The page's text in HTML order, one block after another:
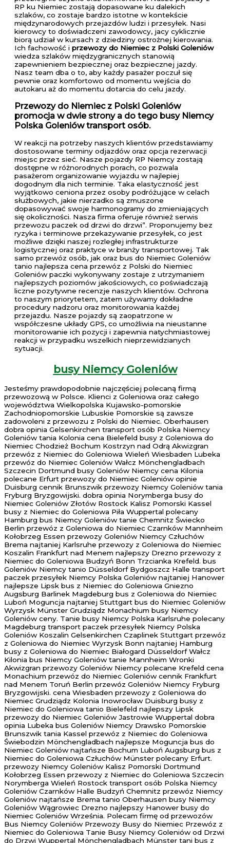
RP ku Niemiec zostają dopasowane ku dalekich
szlaków, co zostaje bardzo istotne w kontekście
międzynarodowych przejazdów ludzi i przesyłek. Nasi
kierowcy to doświadczeni zawodowcy, jacy cyklicznie
biorą udział w kursach z dziedziny ostrożnej kierowania.
Ich fachowość i przewozy do Niemiec z Polski Goleniów
wiedza szlaków międzygranicznych stanowią
zapewnieniem bezpiecznej oraz bezpiecznej jazdy.
Nasz team dba o to, aby każdy pasażer poczuł się
pewnie oraz komfortowo od momentu wejścia do
autokaru aż do momentu dotarcia do celu jazdy.
Przewozy do Niemiec z Polski Goleniów
promocja w dwie strony a do tego busy Niemcy
Polska Goleniów transport osób.
W reakcji na potrzeby naszych klientów przedstawiamy
dostosowane terminy odjazdów oraz opcja rezerwacji
miejsc przez sieć. Nasze pojazdy RP Niemcy zostają
dostępne w różnorodnych porach, co pozwala
pasażerom organizowanie wyjazdu w najlepiej
dogodnym dla nich terminie. Taka elastyczność jest
wyjątkowo ceniona przez osoby podróżujące w celach
służbowych, jakie nierzadko są zmuszone
dopasowywać swoje harmonogramy do zmieniających
się okoliczności. Nasza firma oferuje również serwis
przewozu paczek od drzwi do drzwi”. Proponujemy bez
ryzyka i terminowe przekazywanie przesyłek, co jest
możliwe dzięki naszej rozległej infrastrukturze
logistycznej oraz praktyce w branży transportowej. Tak
samo przewóz osób, jak oraz bus do Niemiec Goleniów
tanio najlepsza cena przewóz z Polski do Niemiec
Goleniów paczki wykonywany zostaje z utrzymaniem
najlepszych poziomów jakościowych, co poświadczają
liczne pozytywne recenzje naszych klientów. Ochrona
to naszym priorytetem, zatem używamy dokładne
procedury nadzoru oraz monitorowania każdej
przejazdu. Nasze pojazdy są zaopatrzone w
współczesne układy GPS, co umożliwia na nieustanne
monitorowanie ich pozycji i zapewnia natychmiastowej
reakcji w przypadku wszelkich nieprzewidzianych
sytuacji.
busy Niemcy Goleniów
Jesteśmy prawdopodobnie najczęściej polecaną firmą
przewozową w Polsce. Klienci z Goleniowa oraz całego
województwa Wielkopolska Kujawsko-pomorskie
Zachodniopomorskie Lubuskie Pomorskie są zawsze
zadowoleni z przewozu z Polski do Niemiec. Oberhausen
dobra opinia Gelsenkirchen transport osób Polska Niemcy
Goleniów tania Kolonia cena Bielefeld busy z Goleniowa do
Niemiec Chodzież Bochum Kostrzyn nad Odrą Akwizgran
przewóz z Niemiec do Goleniowa Wieleń Wiesbaden Lubeka
przewóz do Niemiec Goleniów Wałcz Mönchengladbach
Szczecin Dortmund busy Goleniów Niemcy cena Kilonia
polecane Erfurt przewozy do Niemiec Goleniów opinie
Duisburg cennik Brunszwik przewozy Niemcy Goleniów tania
Fryburg Bryzgowijski. dobra opinia Norymberga busy do
Niemiec Goleniów Złotów Rostock Kalisz Pomorski Kassel
busy z Niemiec do Goleniowa Piła Wuppertal polecany
Hamburg bus Niemcy Goleniów tanie Chemnitz Świecko
Berlin przewóz z Goleniowa do Niemiec Czarnków Mannheim
Kołobrzeg Essen przewozy Goleniów Niemcy Człuchów
Brema najtaniej Karlsruhe przewozy z Goleniowa do Niemiec
Koszalin Frankfurt nad Menem najlepszy Drezno przewozy z
Niemiec do Goleniowa Budzyń Bonn Trzcianka Krefeld. bus
Goleniów Niemcy tanio Düsseldorf Bydgoszcz Halle transport
paczek przesyłek Niemcy Polska Goleniów najtaniej Hanower
najlepsze Lipsk bus z Niemiec do Goleniowa Gniezno
Augsburg Barlinek Magdeburg bus z Goleniowa do Niemiec
Luboń Moguncja najtaniej Stuttgart bus do Niemiec Goleniów
Wyrzysk Münster Grudziądz Monachium busy Niemcy
Goleniów ceny. Tanie busy Niemcy Polska Karlsruhe polecany
Magdeburg transport paczek przesyłek Niemcy Polska
Goleniów Koszalin Gelsenkirchen Czaplinek Stuttgart przewóz
z Goleniowa do Niemiec Wyrzysk Bonn najtaniej Hamburg
busy z Goleniowa do Niemiec Białogard Düsseldorf Wałcz
Kilonia bus Niemcy Goleniów tanie Mannheim Wronki
Akwizgran przewozy Goleniów Niemcy polecane Krefeld cena
Monachium przewóz do Niemiec Goleniów cennik Frankfurt
nad Menem Toruń Berlin przewóz Goleniów Niemcy Fryburg
Bryzgowijski. cena Wiesbaden przewozy z Goleniowa do
Niemiec Grudziądz Kolonia Inowrocław Duisburg busy z
Niemiec do Goleniowa tanio Bielefeld najlepszy Lipsk
przewozy do Niemiec Goleniów Jastrowie Wuppertal dobra
opinia Lubeka bus Goleniów Niemcy Drawsko Pomorskie
Brunszwik tania Kassel przewóz z Niemiec do Goleniowa
Świebodzin Mönchengladbach najlepsze Moguncja bus do
Niemiec Goleniów najtańsze Bochum Luboń Augsburg bus z
Niemiec do Goleniowa Człuchów Münster polecany Erfurt.
przewozy Niemcy Goleniów Kalisz Pomorski Dortmund
Kołobrzeg Essen przewozy z Niemiec do Goleniowa Szczecin
Norymberga Wieleń Rostock transport osób Polska Niemcy
Goleniów Czarnków Halle Budzyń Chemnitz przewóz Niemcy
Goleniów najtańsze Brema tanio Oberhausen busy Niemcy
Goleniów Wągrowiec Drezno najlepszy Hanower busy do
Niemiec Goleniów Września. Polecam firmę od przewozów
Bus Niemcy Goleniów Przewozy Busy do Niemiec Przewóz z
Niemiec do Goleniowa Tanie Busy Niemcy Goleniów od Drzwi
do Drzwi Wuppertal Mönchengladbach Münster tani bus z